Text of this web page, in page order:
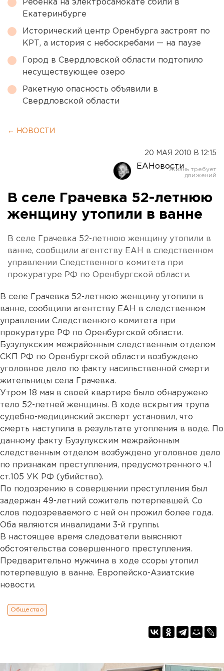
Ребенка на электросамокате сбили в
Екатеринбурге
Исторический центр Оренбурга застроят по
КРТ, а история с небоскребами — на паузе
Город в Свердловской области подтопило
несуществующее озеро
Ракетную опасность объявили в
Свердловской области
← НОВОСТИ
20 МАЯ 2010 В 12:15
ЕАНовости
В селе Грачевка 52-летнюю
женщину утопили в ванне
В селе Грачевка 52-летнюю женщину утопили в
ванне, сообщили агентству ЕАН в следственном
управлении Следственного комитета при
прокуратуре РФ по Оренбургской области.
В селе Грачевка 52-летнюю женщину утопили в
ванне, сообщили агентству ЕАН в следственном
управлении Следственного комитета при
прокуратуре РФ по Оренбургской области.
Бузулукским межрайонным следственным отделом
СКП РФ по Оренбургской области возбуждено
уголовное дело по факту насильственной смерти
жительницы села Грачевка.
Утром 18 мая в своей квартире было обнаружено
тело 52-летней женщины. В ходе вскрытия трупа
судебно-медицинский эксперт установил, что
смерть наступила в результате утопления в воде. По
данному факту Бузулукским межрайонным
следственным отделом возбуждено уголовное дело
по признакам преступления, предусмотренного ч.1
ст.105 УК РФ (убийство).
По подозрению в совершении преступления был
задержан 49-летний сожитель потерпевшей. Со
слов подозреваемого с ней он прожил более года.
Оба являются инвалидами 3-й группы.
В настоящее время следователи выясняют
обстоятельства совершенного преступления.
Предварительно мужчина в ходе ссоры утопил
потерпевшую в ванне. Европейско-Азиатские
новости.
Общество